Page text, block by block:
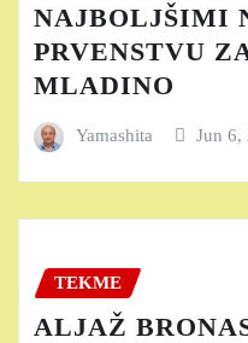
NAJBOLJŠIMI
PRVENSTVU
MLADINO
Yamashita Jun 6,
TEKME
ALJAŽ